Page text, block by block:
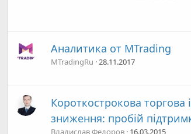
Аналитика от MTrading
MTradingRu 28.11.2017
Короткострокова торгова
зниження: пробій
Владислав Федоров 16.03.2015